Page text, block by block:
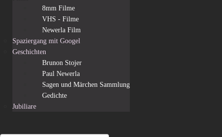
8mm Filme
VHS - Filme
Newerla Film
Spaziergang mit Googel
Geschichten
Brunon Stojer
Paul Newerla
Sagen und Märchen Sammlung
Gedichte
Jubiliare